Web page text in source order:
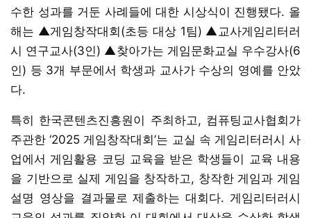
수한 성과를 거둔 사례들에 대한 시상식이 진행됐다. 올
해는 ▲게임창작대회(초등 대상 1팀) ▲교사게임리터러
시 연구교사(3인) ▲찾아가는 게임문화교실 우수강사(6
인) 등 3개 부문에서 학생과 교사가 수상의 영예를 안았
다.
특히 한국콘텐츠진흥원이 주최하고, 컴퓨팅교사협회가
주관한 ‘2025 게임창작대회’는 교실 속 게임리터러시 사
업에서 게임활용 코딩 교육을 받은 학생들이 교육 내용
을 기반으로 실제 게임을 창작하고, 창작한 게임과 게임
설명 영상을 결과물로 제출하는 대회다. 게임리터러시